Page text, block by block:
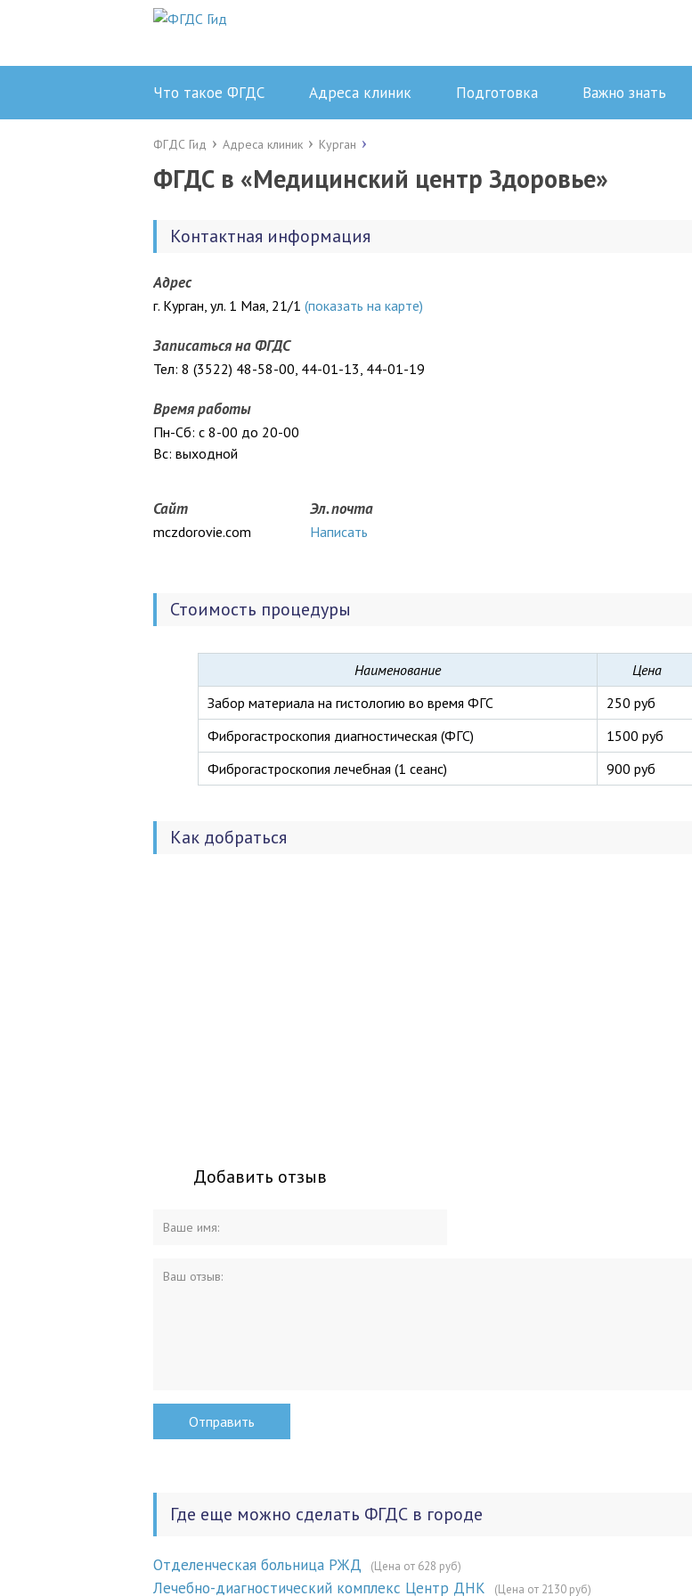
Что такое ФГДС Адреса клиник Подготовка Важно знать
ФГДС Гид Адреса клиник Курган
ФГДС в «Медицинский центр Здоровье»
Контактная информация
Адрес
г. Курган, ул. 1 Мая, 21/1 (показать на карте)
Записаться на ФГДС
Тел: 8 (3522) 48-58-00, 44-01-13, 44-01-19
Время работы
Пн-Сб: с 8-00 до 20-00
Вс: выходной
Сайт
mczdorovie.com
Эл. почта
Написать
Стоимость процедуры
Наименование
Цена
Забор материала на гистологию во время ФГС
250 руб
Фиброгастроскопия диагностическая (ФГС)
1500 руб
Фиброгастроскопия лечебная (1 сеанс)
900 руб
Как добраться
Добавить отзыв
Где еще можно сделать ФГДС в городе
Отделенческая больница РЖД (Цена от 628 руб)
Лечебно-диагностический комплекс Центр ДНК (Цена от 2130 руб)